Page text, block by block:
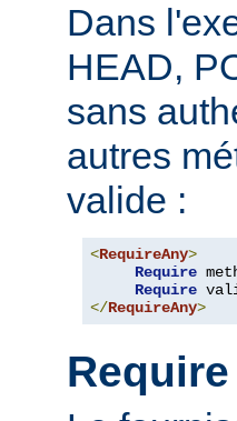
Dans
HEAD,
sans
autres
valide :
<RequireAny>
Require
Require
</RequireAny>